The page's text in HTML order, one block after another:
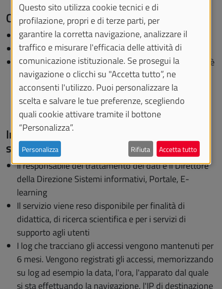
Caratteristiche tecniche
Tecnologia: captive portal
Livello di sicurezza: non protetta
Limitazioni: la durata della sessione di navigazione è
di 5 ore trascorse le quali è necessario ripetere la
procedura di autenticazione.
Informativa e condizioni per l’utilizzo del
servizio
Il responsabile del trattamento dei dati è il Direttore
della Direzione Sistemi informativi, Portale, E-
learning
Il servizio viene reso disponibile per finalità di
didattica, di ricerca scientifica e per i servizi di
supporto agli utenti
I log che tracciano gli accessi vengono mantenuti per
6 mesi. Vengono registrati gli accessi, memorizzando
su log ad esempio la data, l'ora, l'apparato dal quale
si sta effettuando la navigazione, l'IP di destinazione
Questo sito utilizza cookie tecnici e di
profilazione, propri e di terze parti, per
garantire la corretta navigazione, analizzare il
traffico e misurare l'efficacia delle attività di
comunicazione istituzionale. Se prosegui la
navigazione o clicchi su "Accetta tutto”, ne
acconsenti l'utilizzo. Puoi personalizzare la
scelta e salvare le tue preferenze, scegliendo
quali cookie attivare tramite il bottone
“Personalizza”.
Personalizza Rifiuta Accetta tutto